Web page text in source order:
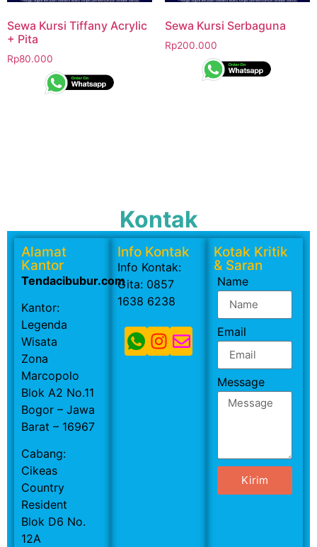
Sewa Kursi Tiffany Acrylic
+ Pita
Rp80.000
Sewa Kursi Serbaguna
Rp200.000
Kontak
Alamat
Kantor
Tendacibubur.com
Kantor:
Legenda
Wisata
Zona
Marcopolo
Blok A2 No.11
Bogor – Jawa
Barat – 16967
Cabang:
Cikeas
Country
Resident
Blok D6 No.
12A
Info Kontak
Info Kontak:
Gita: 0857
1638 6238
Kotak Kritik
& Saran
Name
Email
Message
Kirim